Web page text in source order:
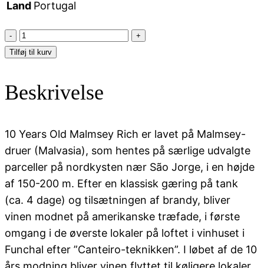
Land Portugal
Blandy's
Madeira,
Years
Malmsey
50
cl.
antal
Tilføj til kurv
Beskrivelse
10 Years Old Malmsey Rich er lavet på Malmsey-
druer (Malvasia), som hentes på særlige udvalgte
parceller på nordkysten nær São Jorge, i en højde
af 150-200 m. Efter en klassisk gæring på tank
(ca. 4 dage) og tilsætningen af brandy, bliver
vinen modnet på amerikanske træfade, i første
omgang i de øverste lokaler på loftet i vinhuset i
Funchal efter ”Canteiro-teknikken”. I løbet af de 10